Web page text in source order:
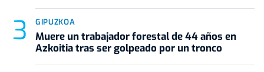
GIPUZKOA
Muere un trabajador forestal de 44 años en
Azkoitia tras ser golpeado por un tronco